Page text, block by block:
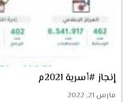
إنجاز #أسرية 2021م
مارس 21, 2022